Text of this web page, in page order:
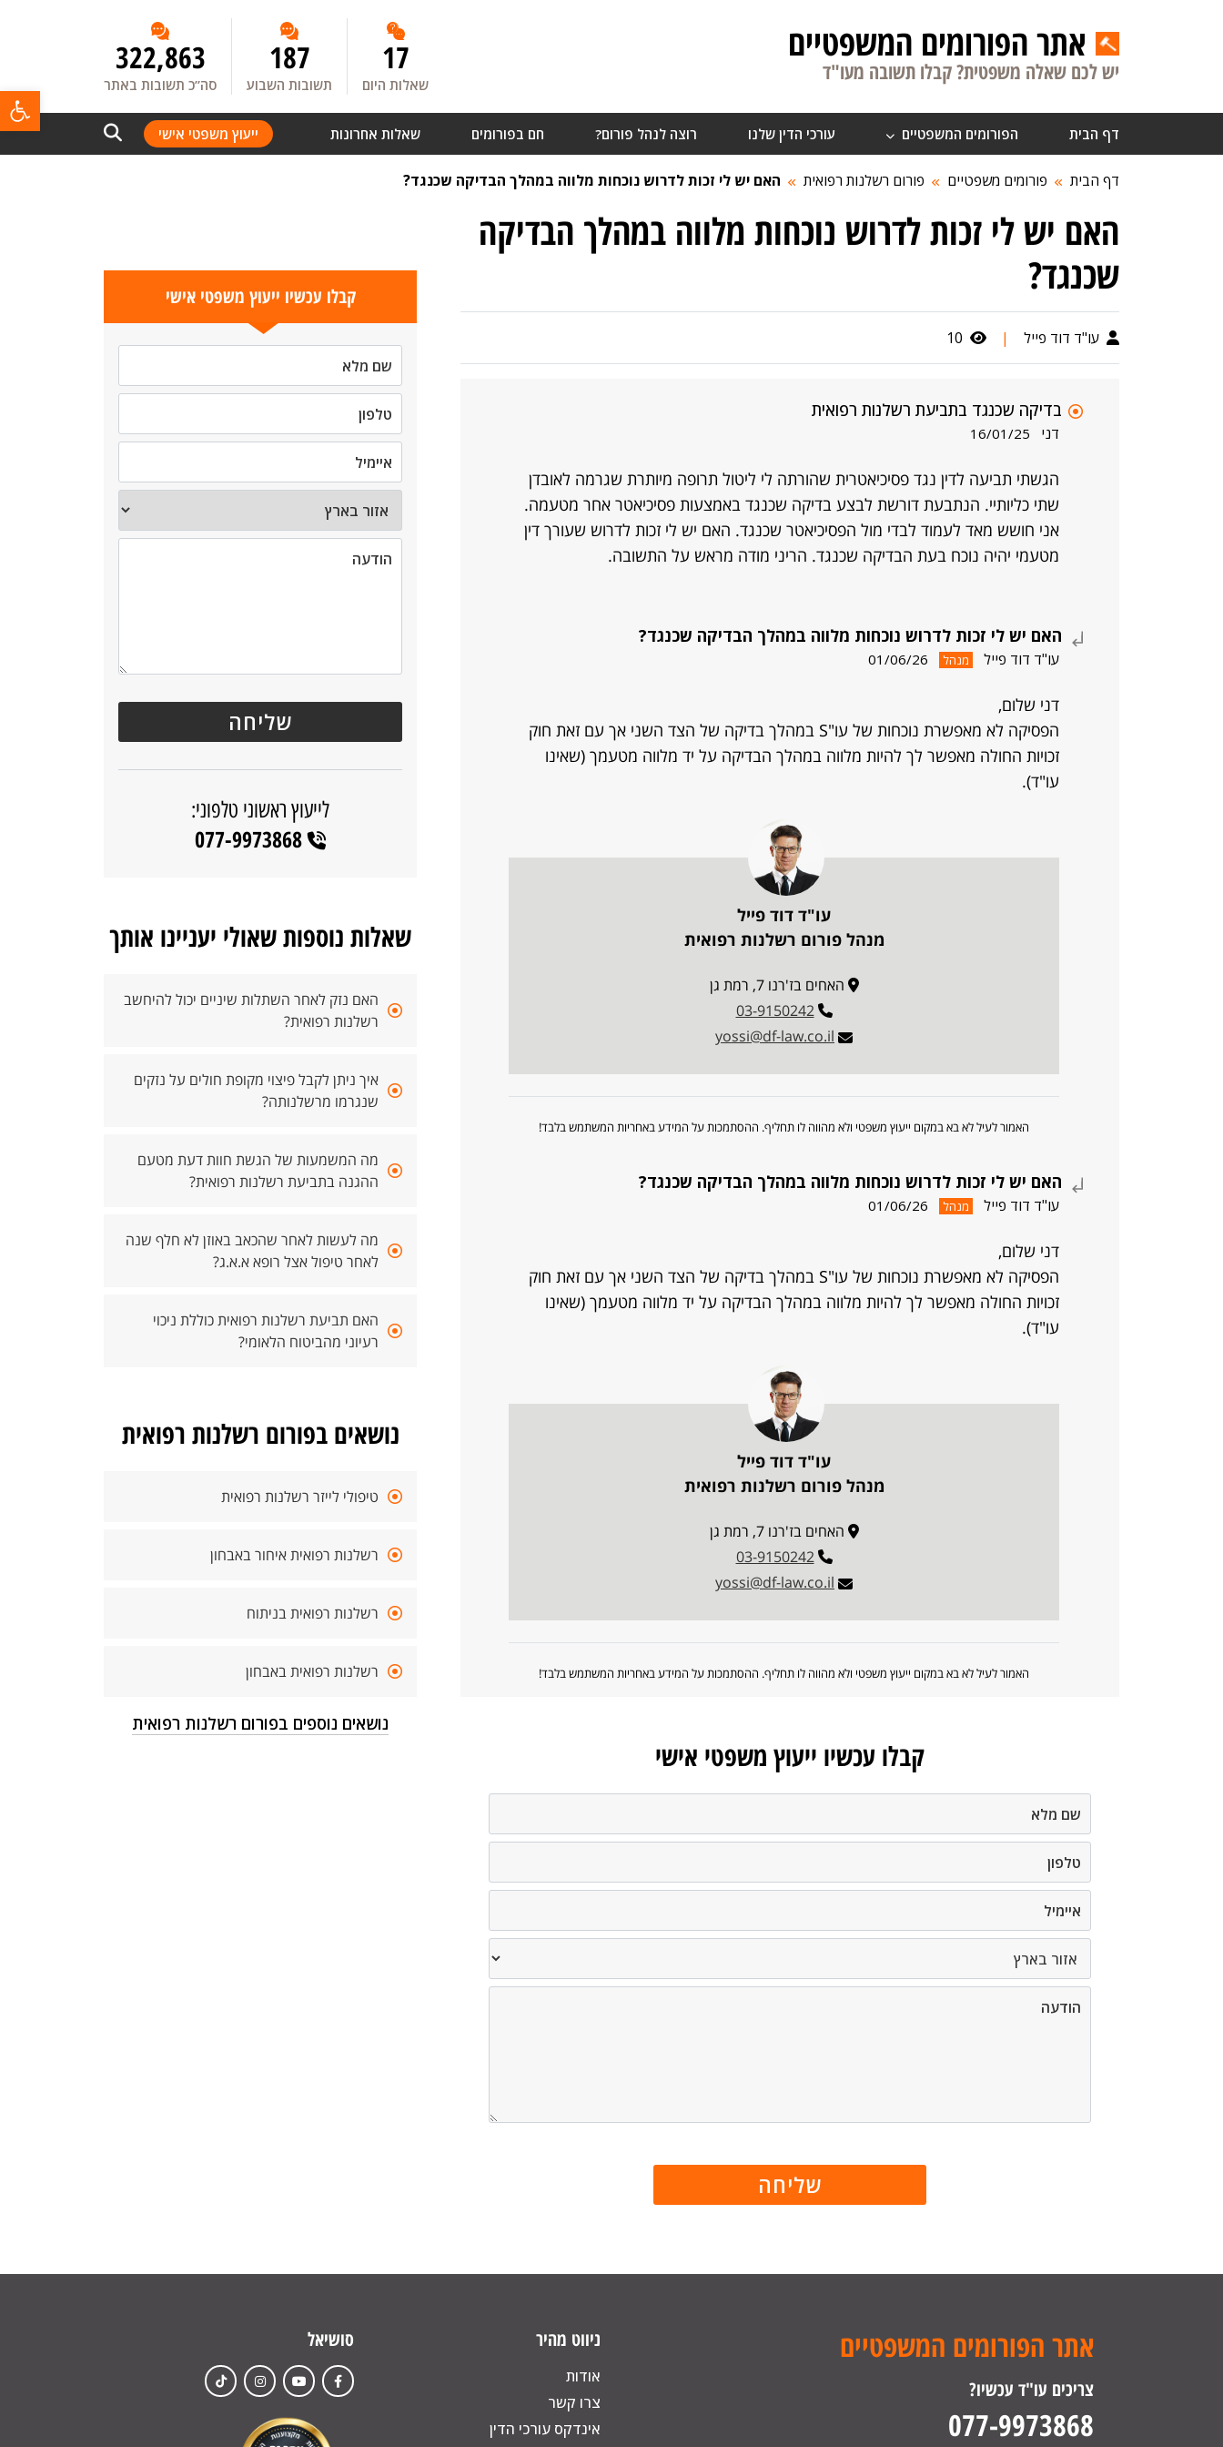
אתר הפורומים המשפטיים
יש לכם שאלה משפטית? קבלו תשובה מעו"ד 17
שאלות היום
187
תשובות השבוע
322,863
סה”כ תשובות באתר
דף הבית הפורומים המשפטיים עורכי הדין שלנו רוצה לנהל פורום? חם בפורומים שאלות אחרונות ייעוץ משפטי אישי
דף הבית פורומים משפטיים פורום רשלנות רפואית האם יש לי זכות לדרוש נוכחות מלווה במהלך הבדיקה שכנגד?
האם יש לי זכות לדרוש נוכחות מלווה במהלך הבדיקה
שכנגד?
עו"ד דוד פייל |
10
בדיקה שכנגד בתביעת רשלנות רפואית
דני 16/01/25
הגשתי תביעה לדין נגד פסיכיאטרית שהורתה לי ליטול תרופה מיותרת שגרמה לאובדן
שתי כליותיי. הנתבעת דורשת לבצע בדיקה שכנגד באמצעות פסיכיאטר אחר מטעמה.
אני חושש מאד לעמוד לבדי מול הפסיכיאטר שכנגד. האם יש לי זכות לדרוש שעורך דין
מטעמי יהיה נוכח בעת הבדיקה שכנגד. הריני מודה מראש על התשובה.
האם יש לי זכות לדרוש נוכחות מלווה במהלך הבדיקה שכנגד?
עו"ד דוד פייל מנהל 01/06/26
דני שלום,
הפסיקה לא מאפשרת נוכחות של עו"S במהלך בדיקה של הצד השני אך עם זאת חוק
זכויות החולה מאפשר לך להיות מלווה במהלך הבדיקה על יד מלווה מטעמך (שאינו
עו"ד).
עו"ד דוד פייל
מנהל פורום רשלנות רפואית
האחים בז'רנו 7, רמת גן
03-9150242
yossi@df-law.co.il
האמור לעיל לא בא במקום ייעוץ משפטי ולא מהווה לו תחליף. ההסתמכות על המידע באחריות המשתמש בלבד!
האם יש לי זכות לדרוש נוכחות מלווה במהלך הבדיקה שכנגד?
עו"ד דוד פייל מנהל 01/06/26
דני שלום,
הפסיקה לא מאפשרת נוכחות של עו"S במהלך בדיקה של הצד השני אך עם זאת חוק
זכויות החולה מאפשר לך להיות מלווה במהלך הבדיקה על יד מלווה מטעמך (שאינו
עו"ד).
עו"ד דוד פייל
מנהל פורום רשלנות רפואית
האחים בז'רנו 7, רמת גן
03-9150242
yossi@df-law.co.il
האמור לעיל לא בא במקום ייעוץ משפטי ולא מהווה לו תחליף. ההסתמכות על המידע באחריות המשתמש בלבד!
קבלו עכשיו ייעוץ משפטי אישי
קבלו עכשיו ייעוץ משפטי אישי
לייעוץ ראשוני טלפוני:
077-9973868
שאלות נוספות שאולי יעניינו אותך
האם נזק לאחר השתלות שיניים יכול להיחשב
רשלנות רפואית?
איך ניתן לקבל פיצוי מקופת חולים על נזקים
שנגרמו מרשלנותה?
מה המשמעות של הגשת חוות דעת מטעם
ההגנה בתביעת רשלנות רפואית?
מה לעשות לאחר שהכאב באוזן לא חלף שנה
לאחר טיפול אצל רופא א.א.ג?
האם תביעת רשלנות רפואית כוללת ניכוי
רעיוני מהביטוח הלאומי?
נושאים בפורום רשלנות רפואית
טיפולי לייזר רשלנות רפואית
רשלנות רפואית איחור באבחון
רשלנות רפואית בניתוח
רשלנות רפואית באבחון
נושאים נוספים בפורום רשלנות רפואית
אתר הפורומים המשפטיים
צריכים עו"ד עכשיו?
077-9973868
ניווט מהיר
אודות
צרו קשר
אינדקס עורכי הדין
סושיאל